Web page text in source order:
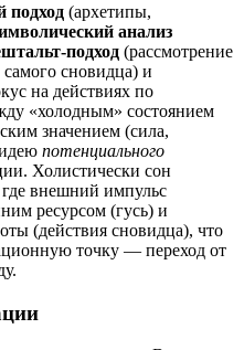
подход (архетипы,
анализ
подход (рассмотрение
самого сновидца) и
на действиях по
«холодным» состоянием
значением (сила,
потенциального
Холистически сон
где внешний импульс
ресурсом (гусь) и
(действия сновидца), что
точку — переход от